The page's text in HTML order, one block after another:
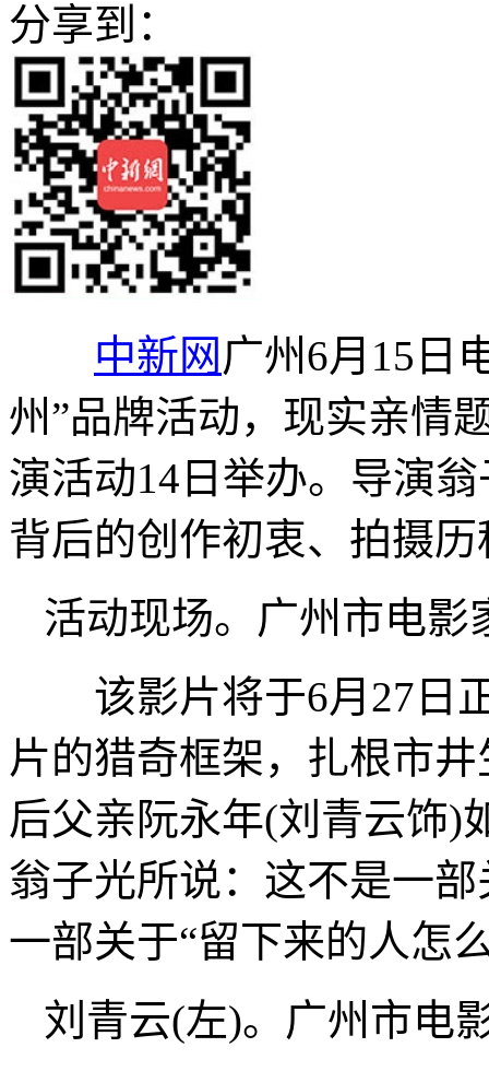
分享到：
中新网 广州6月15日
州”品牌活动，现实亲情
演活动14日举办。导演
背后的创作初衷、拍摄
活动现场。广州市电影
该影片将于6月27日正
片的猎奇框架，扎根市
后父亲阮永年(刘青云饰)
翁子光所说：这不是一
一部关于“留下来的人怎
刘青云(左)。广州市电